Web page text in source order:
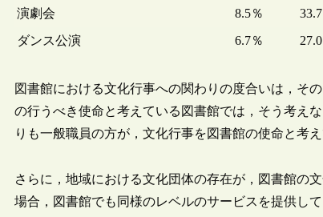
演劇会
8.5％
ダンス公演
6.7％
図書館における文化行事への関わりの度合いは，そ
の行うべき使命と考えている図書館では，そう考え
りも一般職員の方が，文化行事を図書館の使命と考え
さらに，地域における文化団体の存在が，図書館の
場合，図書館でも同様のレベルのサービスを提供して